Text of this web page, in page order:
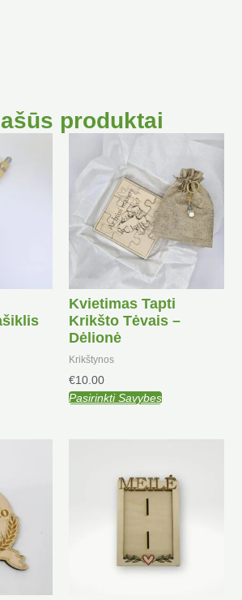
produktai
Kvietimas Tapti
Krikšto Tėvais –
Dėlionė
Krikštynos
€10.00
Pasirinkti Savybes